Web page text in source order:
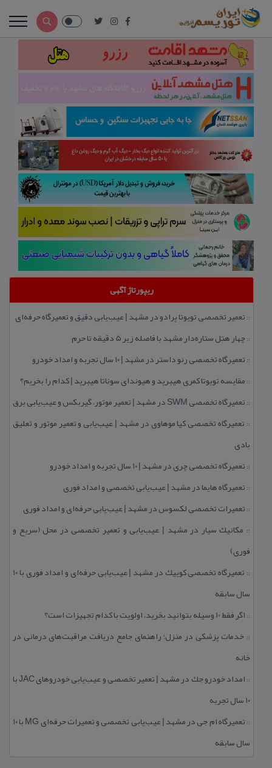
ریپورتاژ آگهی
:: تعمیر تخصصی تویوتا پرادو در مشهد | عیب‌یابی دقیق و تعمیرگاه حرفه‌ای
::چهار هتل‌ ستاره‌دار مشهد با فاصله زیر 5 دقیقه تا حرم
:: تعمیرگاه تخصصی رنو داستر در مشهد | ۱۰ سال تجربه و امداد خودرو
:: مقایسه تویوتا كمری هیبرید و هیوندای سوناتا هیبرید | كدام را بخریم؟
:: تعمیرگاه تخصصی SWM در مشهد | تعمیر موتور، گیربكس و عیب‌یابی برق
:: تعمیرگاه تخصصی كیا موهاوی در مشهد | عیب‌یابی و تعمیر موتور و تعلیق
بادی
:: تعمیرگاه تخصصی چری در مشهد | ۱۰ سال تجربه و امداد خودرو
:: تعمیرگاه هایما در مشهد | عیب‌یابی تخصصی و امداد فوری
:: تعمیرات تخصصی لكسوس در مشهد | عیب‌یابی حرفه‌ای و امداد فوری
:: مكانیك سیار در مشهد | عیب‌یابی و تعمیر تخصصی در محل (سریع و
فوری)
::
تعمیرگاه تخصصی كوییك در مشهد | عیب‌یابی حرفه‌ای و امداد فوری با ۱۰
سال سابقه
:: اگر فقط 10 وسیله بتوانید بخرید، اولویت با كدام تجهیزات است؟
:: خدمات پزشكی در منزل؛ راهنمای جامع دریافت مراقبت‌های درمانی در
خانه
::
امداد خودرو جك در مشهد | تعمیر تخصصی و عیب‌یابی خودروهای JAC با
۱۰ سال تجربه
::
تعمیرگاه ام جی در مشهد | عیب‌یابی تخصصی و تعمیرات حرفه‌ای MG با ۱۰
سال سابقه